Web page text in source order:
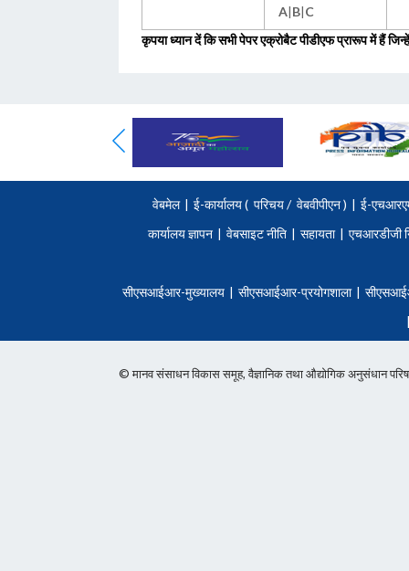
A|B|C
कृपया ध्यान दें कि सभी पेपर एक्रोबैट पीडीएफ प्रारूप में हैं
वेबमेल | ई-कार्यालय ( परिचय/ वेबवीपीएन ) | ई-
कार्यालय ज्ञापन | वेबसाइट नीति | सहायता | एचआरडीजी
सीएसआईआर-मुख्यालय | सीएसआईआर-प्रयोगशाला |
© मानव संसाधन विकास समूह, वैज्ञानिक तथा औद्योगिक अनुसंधान